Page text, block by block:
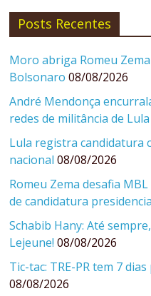
Posts Recentes
Moro abriga Romeu
Bolsonaro 08/08/2026
André Mendonça
redes de militância de Lula
Lula registra candidatura
nacional 08/08/2026
Romeu Zema desafia
de candidatura
Schabib Hany: Até
Lejeune! 08/08/2026
Tic-tac: TRE-PR tem 7
08/08/2026